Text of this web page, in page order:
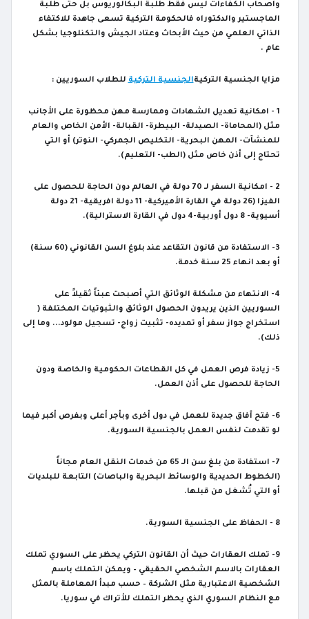
وأصحاب الكفاءات ليس فقط طلبة البكالوريوس بل حتى طلبة
الماجستير والدكتوراه فالحكومة التركية تسعى جاهدة للاكتفاء
الذاتي العلمي من حيث الأبحاث وعتاد الجيش والتكنلوجيا بشكل
عام .
مزايا الجنسية التركيةالجنسية التركية للطلاب السوريين :
1
- امكانية تعديل الشهادات وممارسة مهن محظورة على الأجانب
مثل(المحاماة- الصيدلة- البيطرة- القبالة- الأمن الخاص والعام
للمنشآت- المهن البحرية- التخليص الجمركي- النوتر) أو التي
تحتاج إلى أذن خاص مثل (الطب- التعليم).
2
- امكانية السفر لـ 70 دولة في العالم دون الحاجة للحصول على
الفيزا(26 دولة في القارة الأميركية- 11 دولة افريقية- 21 دولة
أسيوية- 8 دول أوربية-4 دول في القارة الاسترالية).
3- الاستفادة من قانون التقاعد عند بلوغ السن القانوني(60 سنة)
أو بعد انهاء
سنة خدمة.
4-
الانتهاء من مشكلة الوثائق التي أصبحت عبئاً ثقيلاً على
السوريين الذين يريدون الحصول الوثائق والثبوتيات المختلفة(
استخراج جواز سفر أو تمديده- تثبيت زواج- تسجيل مولود... وما إلى
ذلك).
5-
زيادة فرص العمل في كل القطاعات الحكومية والخاصة ودون
الحاجة للحصول على أذن العمل.
6-
فتح آفاق جديدة للعمل في دول أخرى وبأجر أعلى وبفرص أكبر فيما
لو تقدمت لنفس العمل بالجنسية السورية.
7- استفادة من بلغ سن الـ
من خدمات النقل العام مجاناً
(الخطوط الحديدية والوسائط البحرية والباصات) التابعة للبلديات
أو التي تُشغل من قبلها.
8
- الحفاظ على الجنسية السورية.
9-
تملك العقارات حيث أن القانون التركي يحظر على السوري تملك
العقارات بالاسم الشخصي الحقيقي – ويمكن التملك باسم
الشخصية الاعتبارية مثل الشركة – حسب مبدأ المعاملة بالمثل
مع النظام السوري الذي يحظر التملك للأتراك في سوريا.